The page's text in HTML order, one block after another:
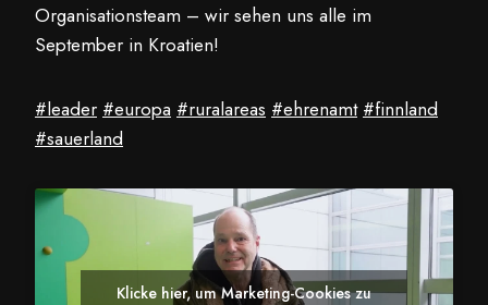
Organisationsteam – wir sehen uns alle im
September in Kroatien!
#leader #europa #ruralareas #ehrenamt #finnland
#sauerland
Klicke hier, um Marketing-Cookies zu